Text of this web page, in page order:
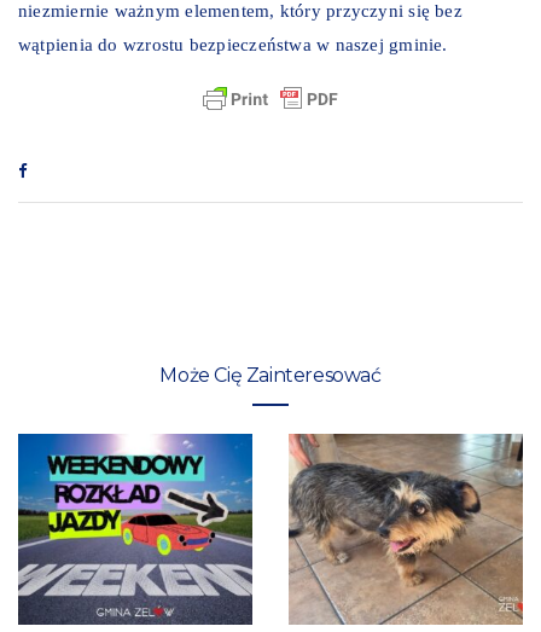
niezmiernie ważnym elementem, który przyczyni się bez
wątpienia do wzrostu bezpieczeństwa w naszej gminie.
Może Cię Zainteresować